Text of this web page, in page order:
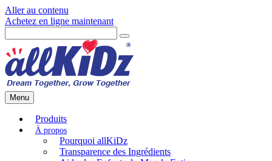
Aller au contenu
Achetez en ligne maintenant
Menu
Produits
Pourquoi allKiDz
Transparence des Ingrédients